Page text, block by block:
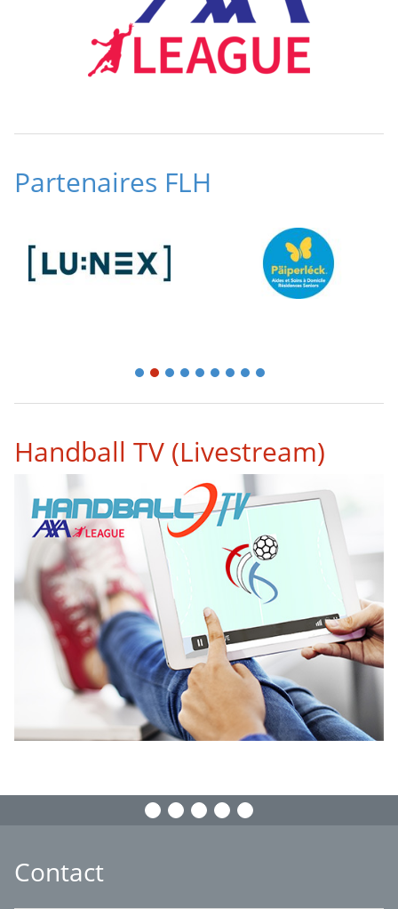
Partenaires FLH
1 2 3 4 5 6 7 8 9
Handball TV (Livestream)
Contact